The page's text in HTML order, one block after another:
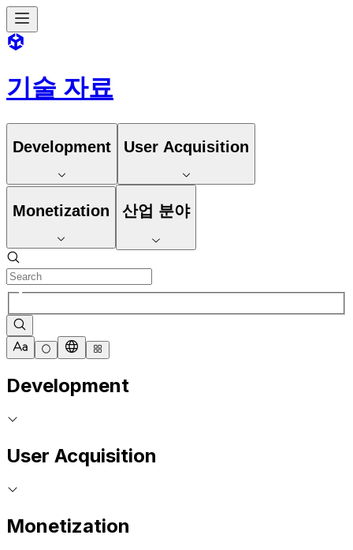
기술 자료
Development User Acquisition
Monetization 산업 분야
Development
User Acquisition
Monetization